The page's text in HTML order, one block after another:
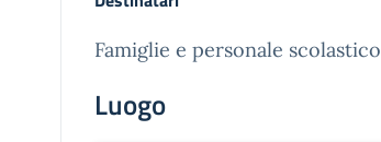
Famiglie e personale scolastico
Luogo